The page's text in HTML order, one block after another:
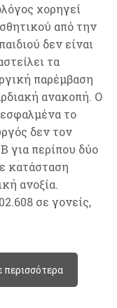
χορηγεί
από την
δεν είναι
τα
παρέμβαση
ανακοπή. Ο
το
δεν τον
για περίπου δύο
κατάσταση
ανοξία.
σε γονείς,
περισσότερα